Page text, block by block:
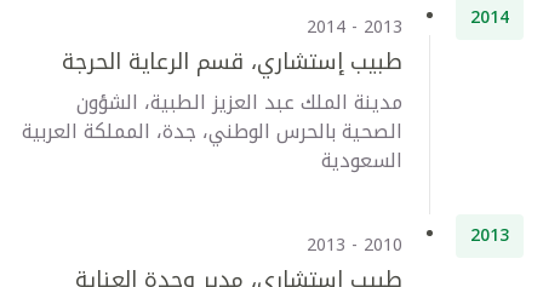
2014
2013 - 2014
طبيب إستشاري، قسم الرعاية الحرجة
مدينة الملك عبد العزيز الطبية، الشؤون
الصحية بالحرس الوطني، جدة، المملكة العربية
السعودية
2013
2010 - 2013